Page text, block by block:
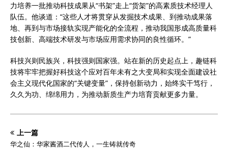
力培养一批推动科技成果从“书架”走上“货架”的高素质技术经理人
队伍。他谈道：“这些人才将贯穿从发掘技术成果、到推动成果落
地、再到与市场接轨实现产能化的全流程，推动我国形成高质量科
技创新、高端技术研发与市场应用需求协同的良性循环。”
科技兴则民族兴，科技强则国家强。站在新的历史起点上，趣链科
技将牢牢把握好科技这个应对百年未有之大变局和实现全面建设社
会主义现代化国家的“关键变量”，保持创新动力，始终实干笃行，
久久为功、绵绵用力，为推动新质生产力培育贡献更多力量。
上一篇
华之仙：华家酱酒二代传人，一生铸就传奇